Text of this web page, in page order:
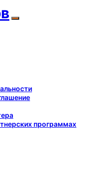
программах